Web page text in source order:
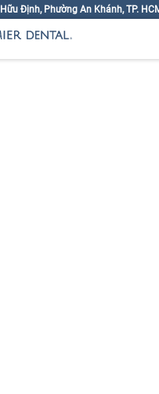
Định, Phường An Khánh, TP.